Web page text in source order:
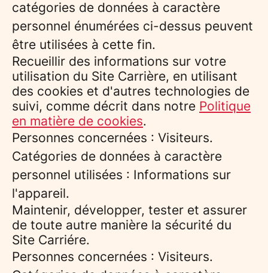
catégories de données à caractère
personnel énumérées ci-dessus peuvent
être utilisées à cette fin.
Recueillir des informations sur votre
utilisation du Site Carrière, en utilisant
des cookies et d'autres technologies de
suivi, comme décrit dans notre Politique
en matière de cookies.
Personnes concernées : Visiteurs.
Catégories de données à caractère
personnel utilisées : Informations sur
l'appareil.
Maintenir, développer, tester et assurer
de toute autre manière la sécurité du
Site Carriére.
Personnes concernées : Visiteurs.